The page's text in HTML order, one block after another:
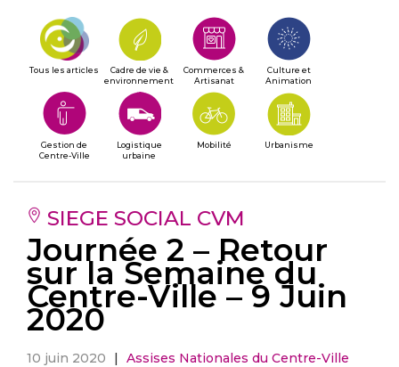
Tous les articles
Cadre de vie &
environnement
Commerces &
Artisanat
Culture et
Animation
Gestion de
Centre-Ville
Logistique
urbaine
Mobilité Urbanisme
SIEGE SOCIAL CVM
Journée 2 – Retour
sur la Semaine du
Centre-Ville – 9 Juin
2020
10 juin 2020 |
Assises Nationales du Centre-Ville